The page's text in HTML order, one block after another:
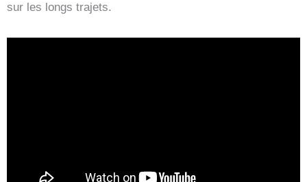
sur les longs trajets.